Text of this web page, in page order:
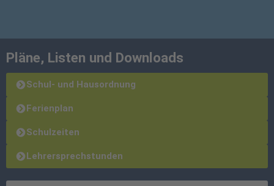
Pläne, Listen und Downloads
Schul- und Hausordnung
Ferienplan
Schulzeiten
Lehrersprechstunden